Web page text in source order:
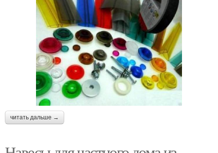
читать дальше →